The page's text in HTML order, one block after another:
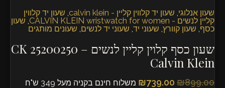
שעון אנלוגי,שעון יד קלווין קליין - calvin klein ,שעון יד קלווין
קליין לנשים - CALVIN KLEIN wristwatch for women
,שעון
כסף,שעון קוורץ,שעוני יד ,שעוני יד לנשים,שעונים מותגים
שעון כסף קלוין קליין לנשים – CK 25200250
Calvin Klein
₪899.00
₪739.00
משלוח חינם בקניה מעל 349 ש"ח